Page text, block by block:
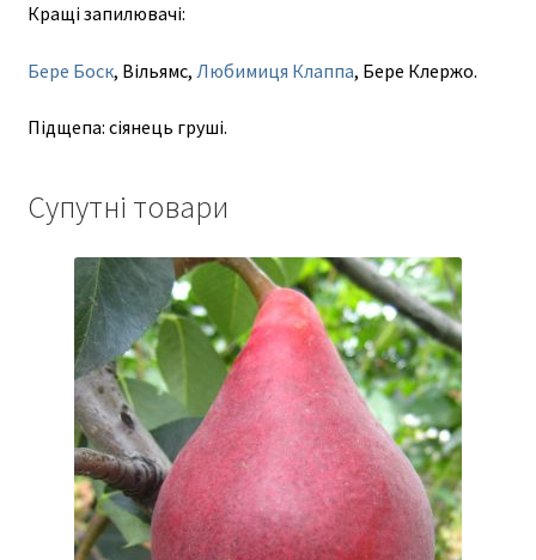
Кращі запилювачі:
Бере Боск, Вільямс, Любимиця Клаппа, Бере Клержо.
Підщепа: сіянець груші.
Супутні товари